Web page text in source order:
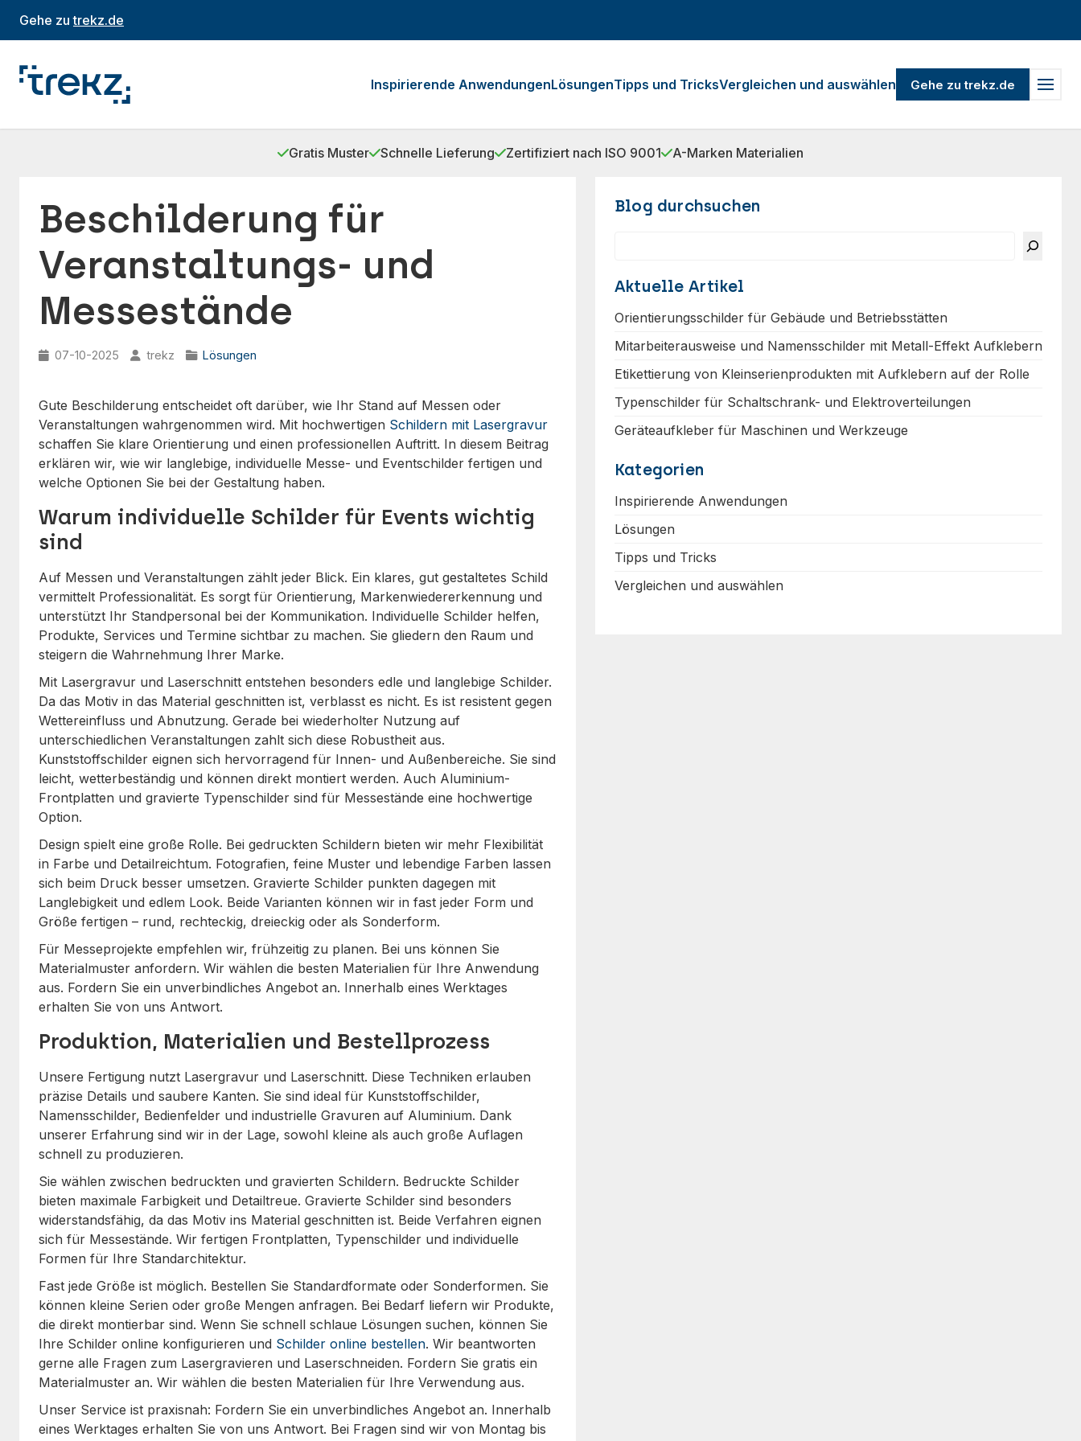
Gehe zutrekz.de
Inspirierende AnwendungenLösungenTipps und TricksVergleichen und auswählen Gehe zu trekz.de
Gratis Muster Schnelle Lieferung Zertifiziert nach ISO 9001 A-Marken Materialien
Beschilderung für
Veranstaltungs- und
Messestände
07-10-2025 trekz Lösungen
Gute Beschilderung entscheidet oft darüber, wie Ihr Stand auf Messen oder
Veranstaltungen wahrgenommen wird. Mit hochwertigen Schildern mit Lasergravur
schaffen Sie klare Orientierung und einen professionellen Auftritt. In diesem Beitrag
erklären wir, wie wir langlebige, individuelle Messe- und Eventschilder fertigen und
welche Optionen Sie bei der Gestaltung haben.
Warum individuelle Schilder für Events wichtig
sind
Auf Messen und Veranstaltungen zählt jeder Blick. Ein klares, gut gestaltetes Schild
vermittelt Professionalität. Es sorgt für Orientierung, Markenwiedererkennung und
unterstützt Ihr Standpersonal bei der Kommunikation. Individuelle Schilder helfen,
Produkte, Services und Termine sichtbar zu machen. Sie gliedern den Raum und
steigern die Wahrnehmung Ihrer Marke.
Mit Lasergravur und Laserschnitt entstehen besonders edle und langlebige Schilder.
Da das Motiv in das Material geschnitten ist, verblasst es nicht. Es ist resistent gegen
Wettereinfluss und Abnutzung. Gerade bei wiederholter Nutzung auf
unterschiedlichen Veranstaltungen zahlt sich diese Robustheit aus.
Kunststoffschilder eignen sich hervorragend für Innen- und Außenbereiche. Sie sind
leicht, wetterbeständig und können direkt montiert werden. Auch Aluminium-
Frontplatten und gravierte Typenschilder sind für Messestände eine hochwertige
Option.
Design spielt eine große Rolle. Bei gedruckten Schildern bieten wir mehr Flexibilität
in Farbe und Detailreichtum. Fotografien, feine Muster und lebendige Farben lassen
sich beim Druck besser umsetzen. Gravierte Schilder punkten dagegen mit
Langlebigkeit und edlem Look. Beide Varianten können wir in fast jeder Form und
Größe fertigen – rund, rechteckig, dreieckig oder als Sonderform.
Für Messeprojekte empfehlen wir, frühzeitig zu planen. Bei uns können Sie
Materialmuster anfordern. Wir wählen die besten Materialien für Ihre Anwendung
aus. Fordern Sie ein unverbindliches Angebot an. Innerhalb eines Werktages
erhalten Sie von uns Antwort.
Produktion, Materialien und Bestellprozess
Unsere Fertigung nutzt Lasergravur und Laserschnitt. Diese Techniken erlauben
präzise Details und saubere Kanten. Sie sind ideal für Kunststoffschilder,
Namensschilder, Bedienfelder und industrielle Gravuren auf Aluminium. Dank
unserer Erfahrung sind wir in der Lage, sowohl kleine als auch große Auflagen
schnell zu produzieren.
Sie wählen zwischen bedruckten und gravierten Schildern. Bedruckte Schilder
bieten maximale Farbigkeit und Detailtreue. Gravierte Schilder sind besonders
widerstandsfähig, da das Motiv ins Material geschnitten ist. Beide Verfahren eignen
sich für Messestände. Wir fertigen Frontplatten, Typenschilder und individuelle
Formen für Ihre Standarchitektur.
Fast jede Größe ist möglich. Bestellen Sie Standardformate oder Sonderformen. Sie
können kleine Serien oder große Mengen anfragen. Bei Bedarf liefern wir Produkte,
die direkt montierbar sind. Wenn Sie schnell schlaue Lösungen suchen, können Sie
Ihre Schilder online konfigurieren und Schilder online bestellen. Wir beantworten
gerne alle Fragen zum Lasergravieren und Laserschneiden. Fordern Sie gratis ein
Materialmuster an. Wir wählen die besten Materialien für Ihre Verwendung aus.
Unser Service ist praxisnah: Fordern Sie ein unverbindliches Angebot an. Innerhalb
eines Werktages erhalten Sie von uns Antwort. Bei Fragen sind wir von Montag bis
Blog durchsuchen
Aktuelle Artikel
Orientierungsschilder für Gebäude und Betriebsstätten
Mitarbeiterausweise und Namensschilder mit Metall-Effekt Aufklebern
Etikettierung von Kleinserienprodukten mit Aufklebern auf der Rolle
Typenschilder für Schaltschrank- und Elektroverteilungen
Geräteaufkleber für Maschinen und Werkzeuge
Kategorien
Inspirierende Anwendungen
Lösungen
Tipps und Tricks
Vergleichen und auswählen